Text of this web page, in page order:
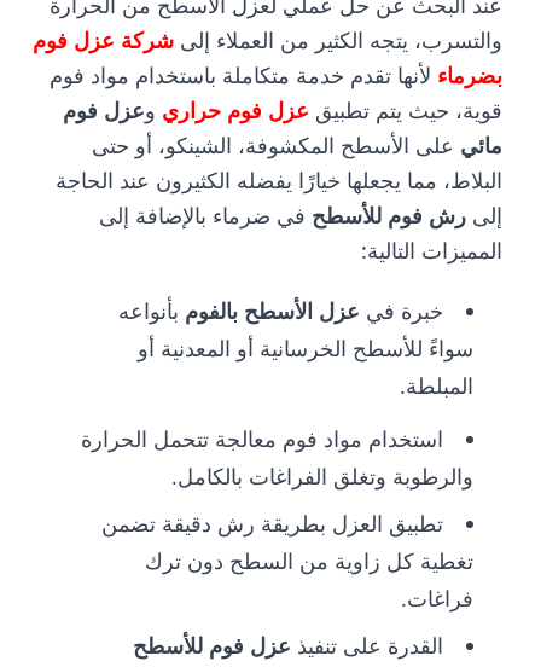
والتسرب، يتجه الكثير من العملاء إلى شركة عزل فوم
بضرماء لأنها تقدم خدمة متكاملة باستخدام مواد فوم
قوية، حيث يتم تطبيق عزل فوم حراري وعزل فوم
مائي على الأسطح المكشوفة، الشينكو، أو حتى
البلاط، مما يجعلها خيارًا يفضله الكثيرون عند الحاجة
إلى رش فوم للأسطح في ضرماء بالإضافة إلى
المميزات التالية:
خبرة في عزل الأسطح بالفوم بأنواعه
سواءً للأسطح الخرسانية أو المعدنية أو
المبلطة.
استخدام مواد فوم معالجة تتحمل الحرارة
والرطوبة وتغلق الفراغات بالكامل.
تطبيق العزل بطريقة رش دقيقة تضمن
تغطية كل زاوية من السطح دون ترك
فراغات.
القدرة على تنفيذ عزل فوم للأسطح